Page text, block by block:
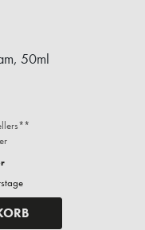
50ml